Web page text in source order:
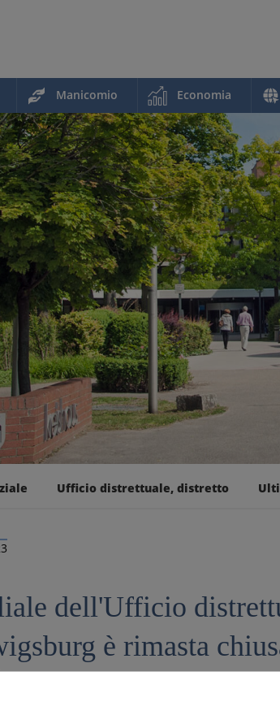
Manicomio Economia
Ufficio distrettuale, distretto
dell'Ufficio
è rimasta
del distretto, Auf dem Wasen 9,